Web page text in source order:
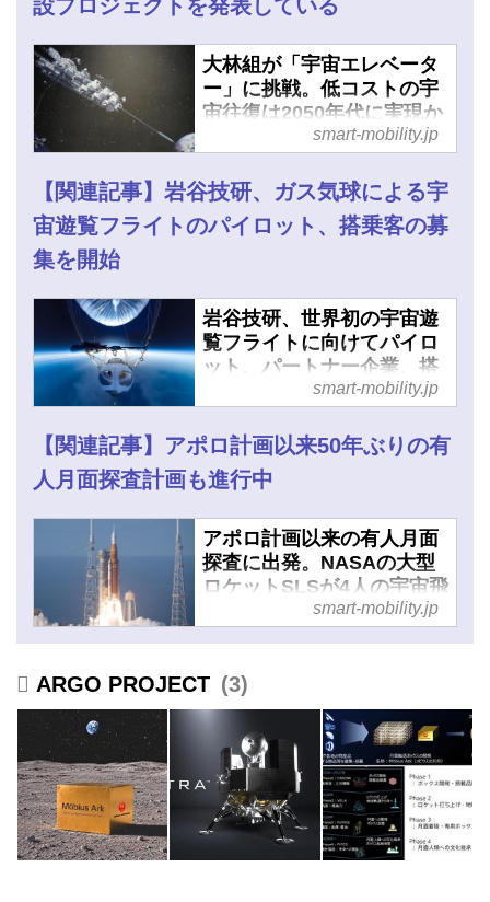
設プロジェクトを発表している
大林組が「宇宙エレベータ
ー」に挑戦。低コストの宇
宙往復は2050年代に実現か
- スマートモビリティJP
smart-mobility.jp
【関連記事】岩谷技研、ガス気球による宇
宙遊覧フライトのパイロット、搭乗客の募
集を開始
岩谷技研、世界初の宇宙遊
覧フライトに向けてパイロ
ット、パートナー企業、搭
乗客を募集開始 - スマート
smart-mobility.jp
【関連記事】アポロ計画以来50年ぶりの有
人月面探査計画も進行中
アポロ計画以来の有人月面
探査に出発。NASAの大型
ロケットSLSが4人の宇宙飛
行士を乗せて地球-月間を往
smart-mobility.jp
ARGO PROJECT 3